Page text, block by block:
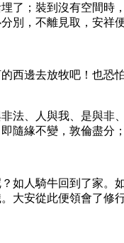
了；裝到沒有空間時
別，不離見取，安祥
西邊去放牧吧！也恐
法、人與我、是與
隨緣不變，敦倫盡分
如人騎牛回到了家。
大安從此便領會了修